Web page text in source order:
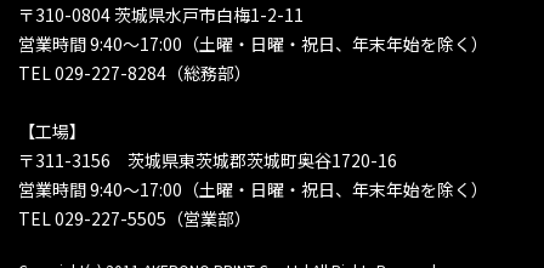
〒310-0804 茨城県水戸市白梅1-2-11
営業時間 9:40〜17:00（土曜・日曜・祝日、年末年始を除く）
TEL 029-227-8284（総務部）
【工場】
〒311-3156 茨城県東茨城郡茨城町奥谷1720-16
営業時間 9:40〜17:00（土曜・日曜・祝日、年末年始を除く）
TEL 029-227-5505（営業部）